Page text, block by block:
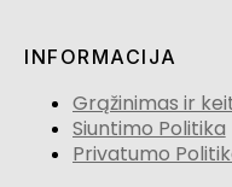
INFORMACIJA
Grąžinimas ir
Siuntimo Politika
Privatumo